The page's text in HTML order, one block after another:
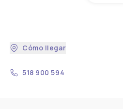
Cómo llegar
518 900 594